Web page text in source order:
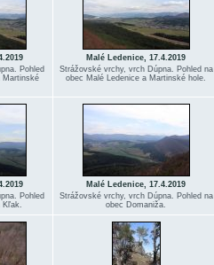
Pohled
Martinské
Malé Ledenice, 17.4.2019
Strážovské vrchy, vrch Dúpna. Pohled na
obec Malé Ledenice a Martinské hole.
Pohled
Kľak.
Malé Ledenice, 17.4.2019
Strážovské vrchy, vrch Dúpna. Pohled na
obec Domaniža.